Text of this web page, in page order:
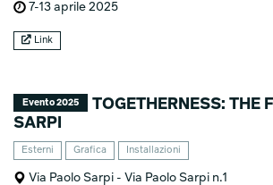
7-13 aprile 2025
Link
Evento 2025
TOGETHERNESS: THE
SARPI
Esterni Grafica Installazioni
Via Paolo Sarpi - Via Paolo Sarpi n.1